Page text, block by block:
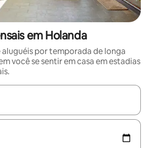
em Holanda
aluguéis por temporada de longa
você se sentir em casa em estadias
estiverem disponíveis, explore-os